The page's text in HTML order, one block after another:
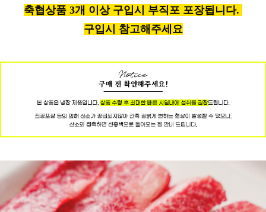
축협상품 3개 이상 구입시 부직포 포장됩니다.
구입시 참고해주세요